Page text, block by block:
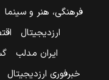
فرهنگی، هنر و سینما
ارزدیجیتال
ایران مدلب
خبرفوری ارزدیجیتال